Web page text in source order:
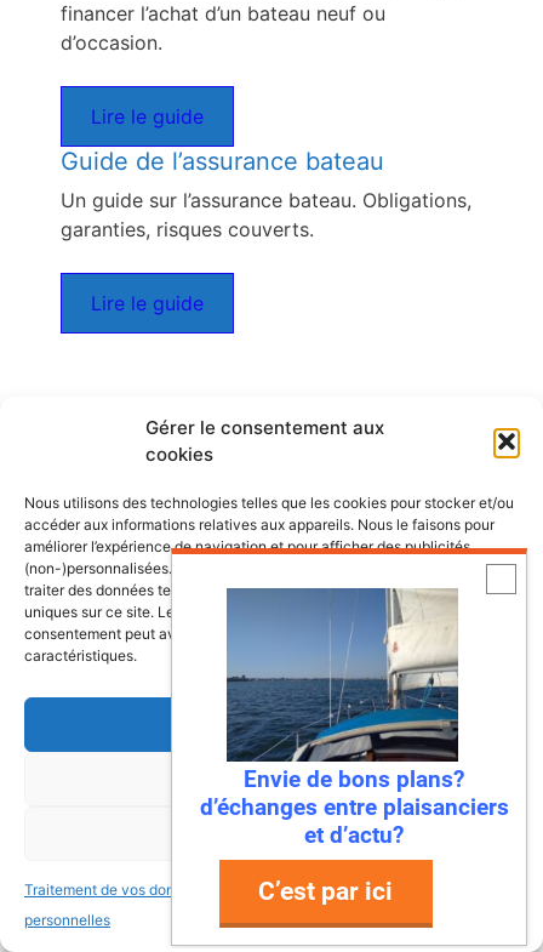
Gérer le consentement aux
cookies
Nous utilisons des technologies telles que les cookies pour stocker et/ou
accéder aux informations relatives aux appareils. Nous le faisons pour
améliorer l’expérience de navigation et pour afficher des publicités
(non-)personnalisées. Consentir à ces technologies nous autorisera à
traiter des données telles que le comportement de navigation ou les ID
uniques sur ce site. Le fait de ne pas consentir ou de retirer son
consentement peut avoir un effet négatif sur certaines fonctonnalités et
caractéristiques.
Accepter
Refuser
Voir les préférences
Traitement de vos données
personnelles
Traitement de vos données
personnelles
financer l’achat d’un bateau neuf ou
d’occasion.
Lire le guide
Guide de l’assurance bateau
Un guide sur l’assurance bateau. Obligations,
garanties, risques couverts.
Lire le guide
Les dernières fiches bateaux
Fiches de présentation de voiliers
comprenant une présentation, les
retours propriétaires, les points à vérifier
ainsi que la fiche technique du bateau.
Bali 4.8, un vrai
catamaran à vivre
Antarès 700 Pêche, le
bateau pensé pour les
Envie de bons plans?
d’échanges entre plaisanciers
et d’actu?
C’est par ici